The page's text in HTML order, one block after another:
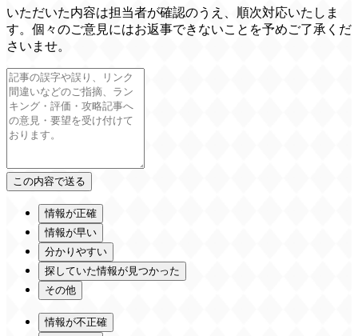
いただいた内容は担当者が確認のうえ、順次対応いたしま
す。個々のご意見にはお返事できないことを予めご了承くだ
さいませ。
情報が正確
情報が早い
分かりやすい
探していた情報が見つかった
その他
情報が不正確